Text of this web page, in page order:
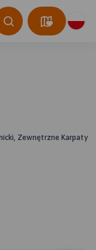
Zewnętrzne Karpaty